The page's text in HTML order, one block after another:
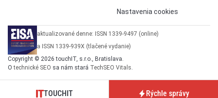
Nastavenia cookies
aktualizované denne: ISSN 1339-9497 (online)
a ISSN 1339-939X (tlačené vydanie)
Copyright © 2026 touchIT, s.r.o., Bratislava.
Otechnické SEO sa nám stará TechSEO Vitals.
TOUCHIT Rýchle správy